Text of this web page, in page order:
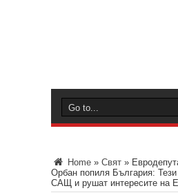
Home » Свят »
Орбан попиля България:
САЩ и рушат интересите на